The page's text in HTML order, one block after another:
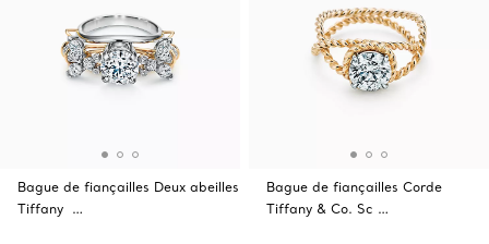
Bague de fiançailles Deux abeilles
Tiffany …
Bague de fiançailles Corde
Tiffany & Co. Sc …